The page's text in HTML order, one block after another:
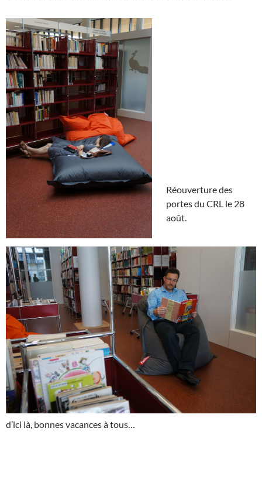
Réouverture des
portes du CRL le 28
août.
d’ici là, bonnes vacances à tous…